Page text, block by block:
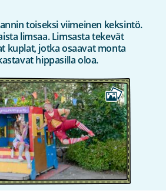
toiseksi viimeinen keksintö.
limsaa. Limsasta tekevät
kuplat, jotka osaavat monta
hippasilla oloa.